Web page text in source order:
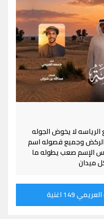
لا يخوض الجوله
وجميع فصوله اسم
الإسم صعب يطوله ما
ميدان
149 اغنية